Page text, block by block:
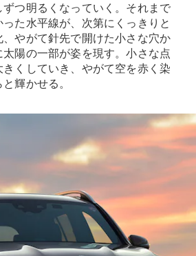
つ明るくなっていく。それまで
た水平線が、次第にくっきりと
やがて針先で開けた小さな穴か
陽の一部が姿を現す。小さな点
くしていき、やがて空を赤く染
輝かせる。